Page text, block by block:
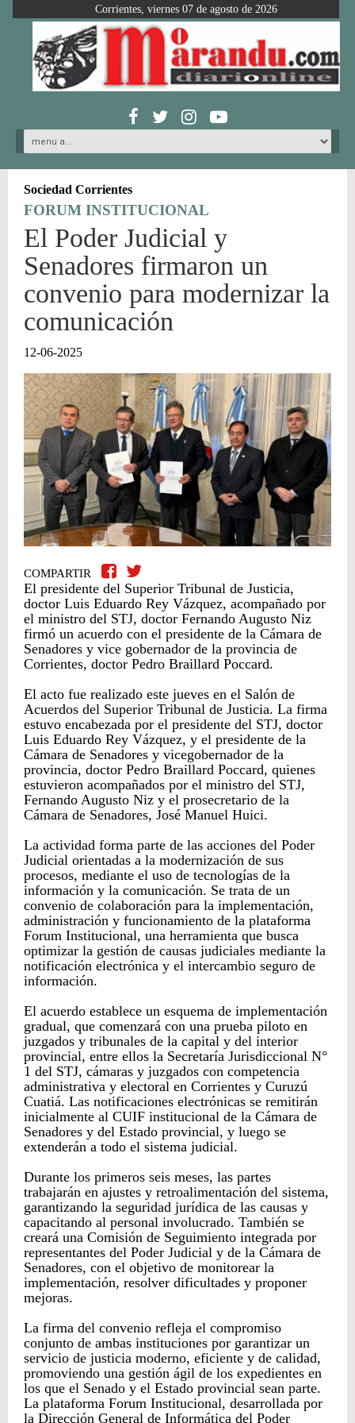
Corrientes, viernes 07 de agosto de 2026
Sociedad Corrientes
FORUM INSTITUCIONAL
El Poder Judicial y
Senadores firmaron un
convenio para modernizar la
comunicación
12-06-2025
COMPARTIR
El presidente del Superior Tribunal de Justicia,
doctor Luis Eduardo Rey Vázquez, acompañado por
el ministro del STJ, doctor Fernando Augusto Niz
firmó un acuerdo con el presidente de la Cámara de
Senadores y vice gobernador de la provincia de
Corrientes, doctor Pedro Braillard Poccard.
El acto fue realizado este jueves en el Salón de
Acuerdos del Superior Tribunal de Justicia. La firma
estuvo encabezada por el presidente del STJ, doctor
Luis Eduardo Rey Vázquez, y el presidente de la
Cámara de Senadores y vicegobernador de la
provincia, doctor Pedro Braillard Poccard, quienes
estuvieron acompañados por el ministro del STJ,
Fernando Augusto Niz y el prosecretario de la
Cámara de Senadores, José Manuel Huici.
La actividad forma parte de las acciones del Poder
Judicial orientadas a la modernización de sus
procesos, mediante el uso de tecnologías de la
información y la comunicación. Se trata de un
convenio de colaboración para la implementación,
administración y funcionamiento de la plataforma
Forum Institucional, una herramienta que busca
optimizar la gestión de causas judiciales mediante la
notificación electrónica y el intercambio seguro de
información.
El acuerdo establece un esquema de implementación
gradual, que comenzará con una prueba piloto en
juzgados y tribunales de la capital y del interior
provincial, entre ellos la Secretaría Jurisdiccional N°
1 del STJ, cámaras y juzgados con competencia
administrativa y electoral en Corrientes y Curuzú
Cuatiá. Las notificaciones electrónicas se remitirán
inicialmente al CUIF institucional de la Cámara de
Senadores y del Estado provincial, y luego se
extenderán a todo el sistema judicial.
Durante los primeros seis meses, las partes
trabajarán en ajustes y retroalimentación del sistema,
garantizando la seguridad jurídica de las causas y
capacitando al personal involucrado. También se
creará una Comisión de Seguimiento integrada por
representantes del Poder Judicial y de la Cámara de
Senadores, con el objetivo de monitorear la
implementación, resolver dificultades y proponer
mejoras.
La firma del convenio refleja el compromiso
conjunto de ambas instituciones por garantizar un
servicio de justicia moderno, eficiente y de calidad,
promoviendo una gestión ágil de los expedientes en
los que el Senado y el Estado provincial sean parte.
La plataforma Forum Institucional, desarrollada por
la Dirección General de Informática del Poder